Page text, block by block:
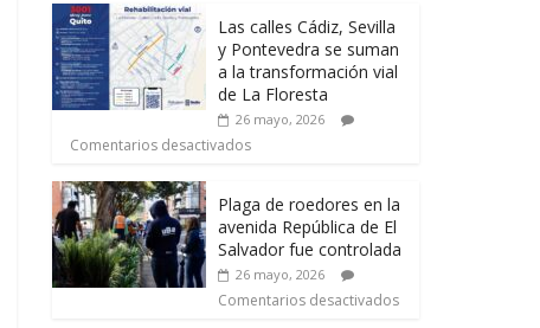
Las calles Cádiz, Sevilla
y Pontevedra se suman
a la transformación vial
de La Floresta
26 mayo, 2026
Comentarios desactivados
Plaga de roedores en la
avenida República de El
Salvador fue controlada
26 mayo, 2026
Comentarios desactivados